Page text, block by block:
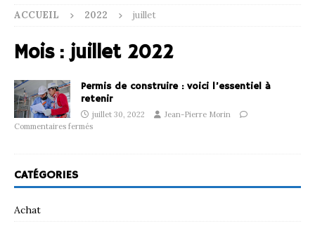
ACCUEIL 2022 juillet
Mois :juillet 2022
Permis de construire : voici l’essentiel à
retenir
juillet 30, 2022
Jean-Pierre Morin
Commentaires fermés
CATÉGORIES
Achat